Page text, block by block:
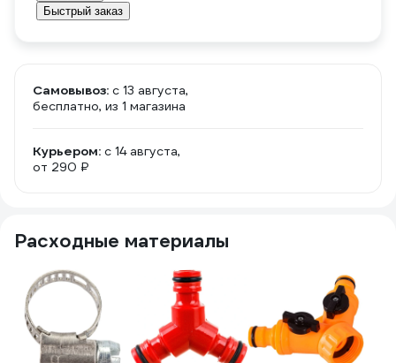
Быстрый заказ
Самовывоз: c 13 августа,
бесплатно, из 1 магазина
Курьером: c 14 августа,
от 290 ₽
Расходные материалы